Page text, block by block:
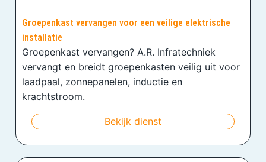
Groepenkast vervangen voor een veilige elektrische
installatie
Groepenkast vervangen? A.R. Infratechniek
vervangt en breidt groepenkasten veilig uit voor
laadpaal, zonnepanelen, inductie en
krachtstroom.
Bekijk dienst